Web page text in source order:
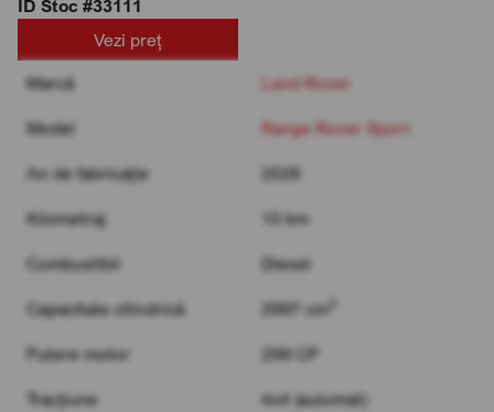
ID Stoc #33111
Vezi preț
Marcă
Land Rover
Model Range Rover Sport
An de fabricație 2026
Kilometraj 10 km
Combustibil Diesel
Capacitate cilindrică 2997 cm
Putere motor 299 CP
Tracțiune 4x4 (automat)